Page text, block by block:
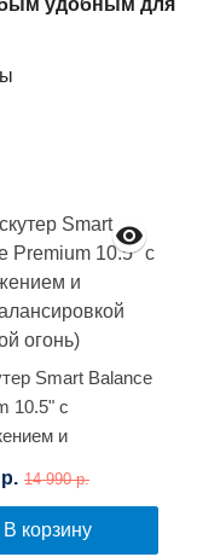
удобным для
Smart Balance
10.5" с
и
огонь)
14 990 р.
В корзину